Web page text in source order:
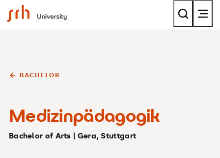
SRH University
BACHELOR
Medizinpädagogik
Bachelor of Arts | Gera, Stuttgart